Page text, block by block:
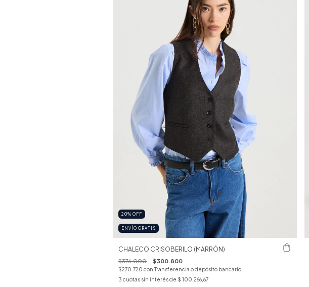
20% OFF
ENVÍO GRATIS
CHALECO CRISOBERILO (MARRÓN)
$376.000 $300.800
$270.720 con Transferencia o depósito bancario
3 cuotas sin interés de $ 100.266,67